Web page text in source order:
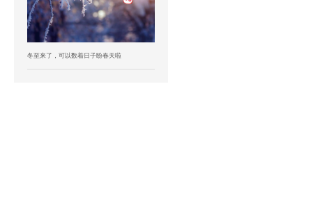
冬至来了，可以数着日子盼春天啦